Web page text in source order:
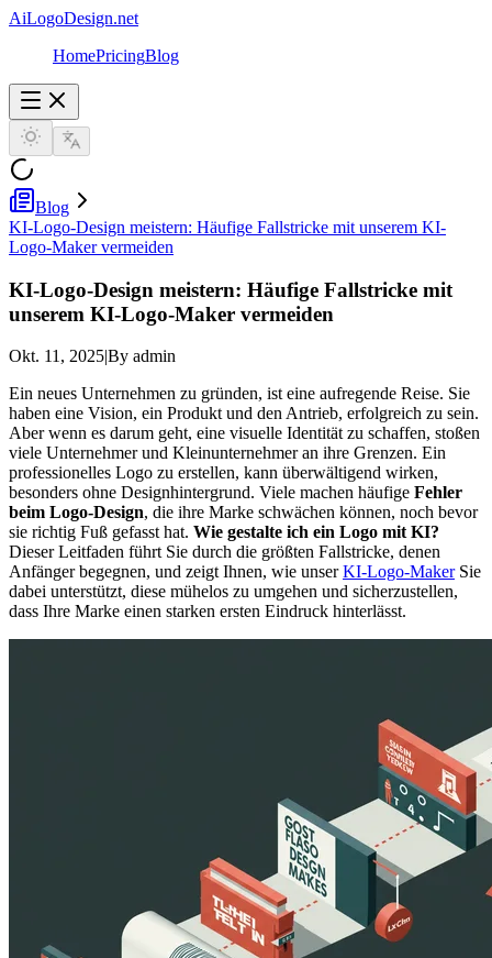
AiLogoDesign.net
HomePricingBlog
Blog
KI-Logo-Design meistern: Häufige Fallstricke mit unserem KI-
Logo-Maker vermeiden
KI-Logo-Design meistern: Häufige Fallstricke mit
unserem KI-Logo-Maker vermeiden
Okt. 11, 2025|By admin
Ein neues Unternehmen zu gründen, ist eine aufregende Reise. Sie
haben eine Vision, ein Produkt und den Antrieb, erfolgreich zu sein.
Aber wenn es darum geht, eine visuelle Identität zu schaffen, stoßen
viele Unternehmer und Kleinunternehmer an ihre Grenzen. Ein
professionelles Logo zu erstellen, kann überwältigend wirken,
besonders ohne Designhintergrund. Viele machen häufige Fehler
beim Logo-Design, die ihre Marke schwächen können, noch bevor
sie richtig Fuß gefasst hat. Wie gestalte ich ein Logo mit KI?
Dieser Leitfaden führt Sie durch die größten Fallstricke, denen
Anfänger begegnen, und zeigt Ihnen, wie unserKI-Logo-MakerSie
dabei unterstützt, diese mühelos zu umgehen und sicherzustellen,
dass Ihre Marke einen starken ersten Eindruck hinterlässt.